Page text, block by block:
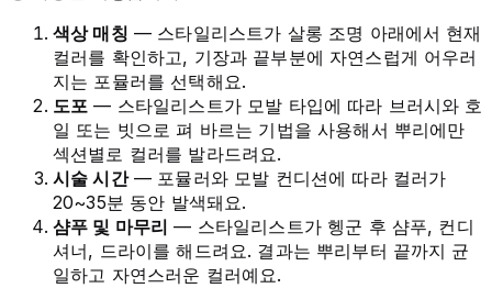
색상 매칭 — 스타일리스트가 살롱 조명 아래에서 현재
컬러를 확인하고, 기장과 끝부분에 자연스럽게 어우러
지는 포뮬러를 선택해요.
도포 — 스타일리스트가 모발 타입에 따라 브러시와 호
일 또는 빗으로 펴 바르는 기법을 사용해서 뿌리에만
섹션별로 컬러를 발라드려요.
시술 시간— 포뮬러와 모발 컨디션에 따라 컬러가
20~35분 동안 발색돼요.
샴푸 및 마무리 — 스타일리스트가 헹군 후 샴푸, 컨디
셔너, 드라이를 해드려요. 결과는 뿌리부터 끝까지 균
일하고 자연스러운 컬러예요.